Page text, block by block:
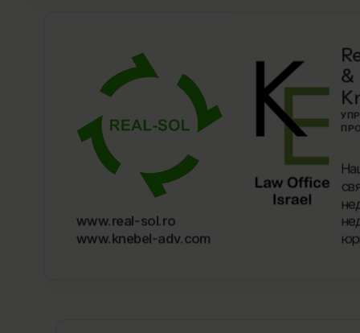
&
www.real-sol.ro
www.knebel-adv.com